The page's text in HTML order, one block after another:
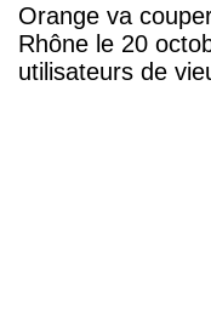
Orange va
Rhône le 20
utilisateurs de